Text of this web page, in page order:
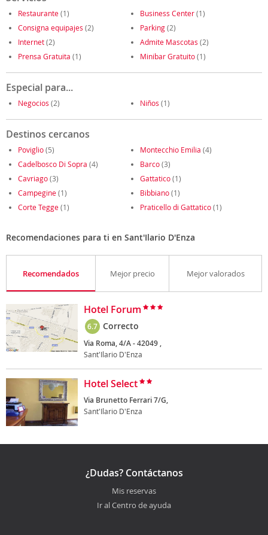
Restaurante(1) Business Center(1)
Consigna equipajes (2) Parking(2)
Internet(2) Admite Mascotas (2)
Prensa Gratuita (1) Minibar Gratuito(1)
Especial para...
Negocios (2) Niños (1)
Destinos cercanos
Poviglio(5) Montecchio Emilia (4)
Cadelbosco Di Sopra (4) Barco(3)
Cavriago(3) Gattatico(1)
Campegine(1) Bibbiano(1)
Corte Tegge(1) Praticello di Gattatico(1)
Recomendaciones para ti en Sant'Ilario D'Enza
Recomendados Mejor precio Mejor valorados
Hotel Forum
6.7 Correcto
Via Roma, 4/A - 42049 ,
Sant'Ilario D'Enza
Hotel Select
Via Brunetto Ferrari 7/G,
Sant'Ilario D'Enza
¿Dudas? Contáctanos
Mis reservas
Ir al Centro de ayuda